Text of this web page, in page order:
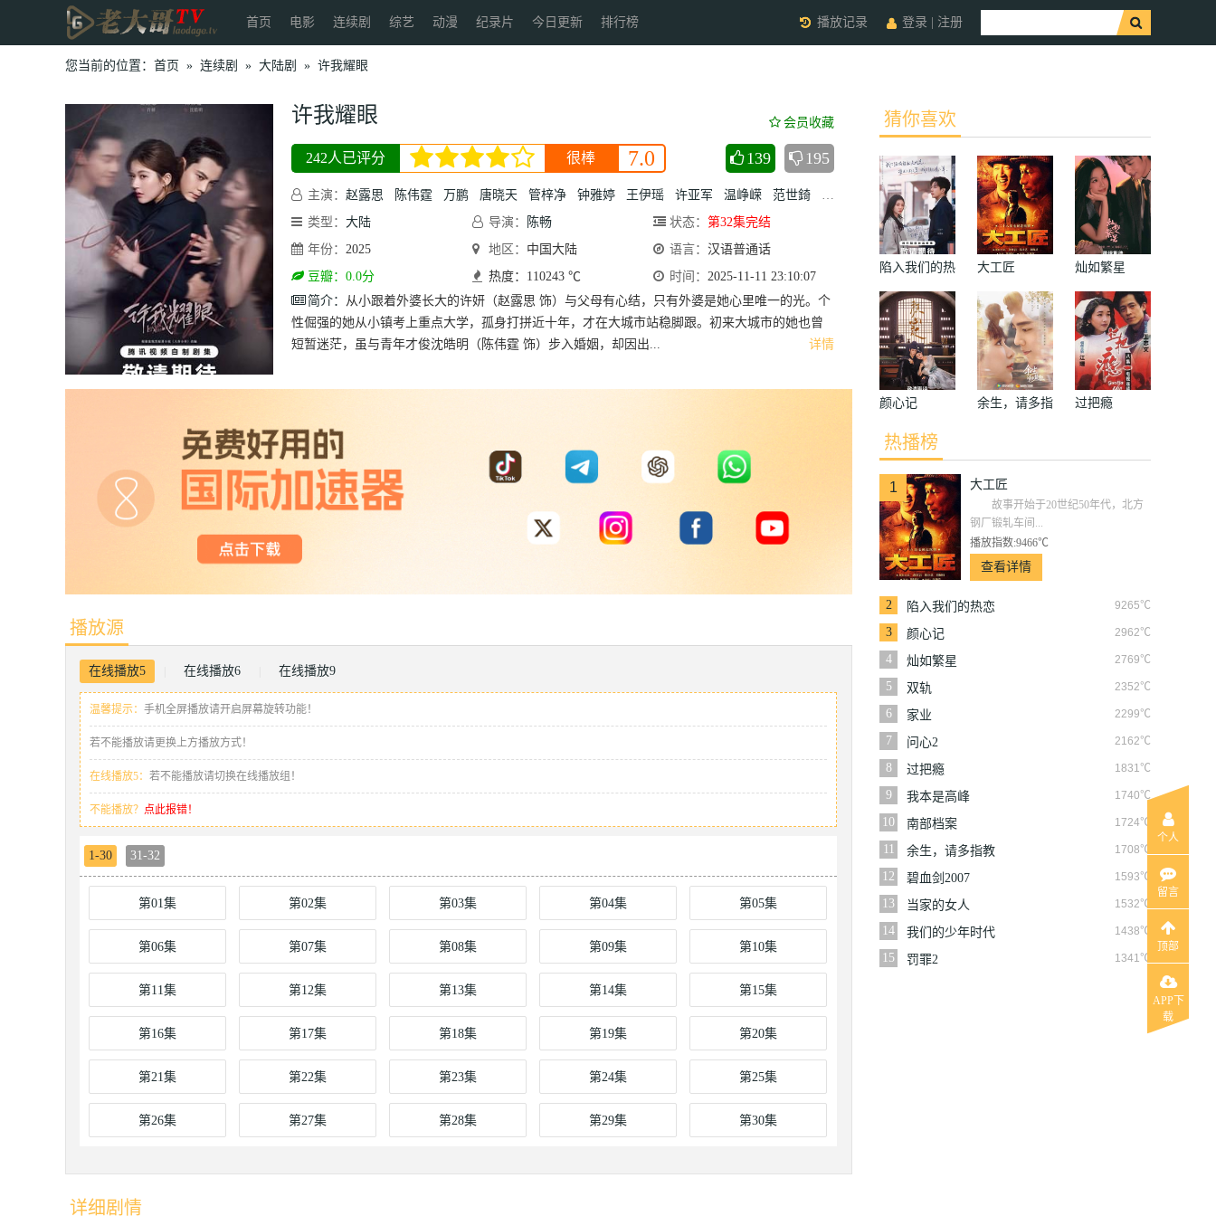
首页 电影 连续剧 综艺 动漫 纪录片 今日更新 排行榜 登录 注册
播放记录
您当前的位置： 首页 » 连续剧 » 大陆剧 » 许我耀眼
许我耀眼 会员收藏
242人已评分 很棒 7.0 139 195
主演： 赵露思 陈伟霆 万鹏 唐晓天 管梓净 钟雅婷 王伊瑶 许亚军 温峥嵘 范世錡 冯晖
刘敏
类型： 大陆 导演： 陈畅 状态： 第32集完结
年份： 2025 地区： 中国大陆 语言： 汉语普通话
豆瓣：0.0分
热度：110243 ℃ 时间： 2025-11-11 23:10:07
简介：
详情
从小跟着外婆长大的许妍（赵露思 饰）与父母有心结，只有外婆是她心里唯一的光。个
性倔强的她从小镇考上重点大学，孤身打拼近十年，才在大城市站稳脚跟。初来大城市的她也曾
短暂迷茫，虽与青年才俊沈皓明（陈伟霆 饰）步入婚姻，却因出...
播放源
在线播放5 在线播放6 在线播放9
温馨提示： 手机全屏播放请开启屏幕旋转功能！
若不能播放请更换上方播放方式！
在线播放5： 若不能播放请切换在线播放组！
不能播放？ 点此报错！
1-30 31-32
第01集 第02集 第03集 第04集 第05集
第06集 第07集 第08集 第09集 第10集
第11集 第12集 第13集 第14集 第15集
第16集 第17集 第18集 第19集 第20集
第21集 第22集 第23集 第24集 第25集
第26集 第27集 第28集 第29集 第30集
详细剧情
猜你喜欢
陷入我们的热
恋
大工匠 灿如繁星
颜心记
余生，请多指
过把瘾
热播榜
1 大工匠
故事开始于20世纪50年代，北方
钢厂锻轧车间...
播放指数:9466℃
查看详情
2 9265℃
陷入我们的热恋
3
2962℃
颜心记
4
2769℃
灿如繁星
5
2352℃
双轨
6
2299℃
家业
7
2162℃
问心2
8
1831℃
过把瘾
9
1740℃
我本是高峰
10
1724℃
南部档案
11
1708℃
余生，请多指教
12
1593℃
碧血剑2007
13
1532℃
当家的女人
14
1438℃
我们的少年时代
15
1341℃
罚罪2
个人
留言
顶部
APP下
载